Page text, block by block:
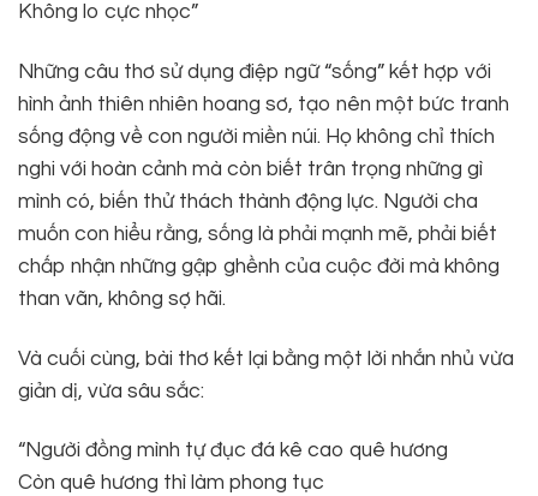
Không lo cực nhọc”
Những câu thơ sử dụng điệp ngữ “sống” kết hợp với
hình ảnh thiên nhiên hoang sơ, tạo nên một bức tranh
sống động về con người miền núi. Họ không chỉ thích
nghi với hoàn cảnh mà còn biết trân trọng những gì
mình có, biến thử thách thành động lực. Người cha
muốn con hiểu rằng, sống là phải mạnh mẽ, phải biết
chấp nhận những gập ghềnh của cuộc đời mà không
than vãn, không sợ hãi.
Và cuối cùng, bài thơ kết lại bằng một lời nhắn nhủ vừa
giản dị, vừa sâu sắc:
“Người đồng mình tự đục đá kê cao quê hương
Còn quê hương thì làm phong tục